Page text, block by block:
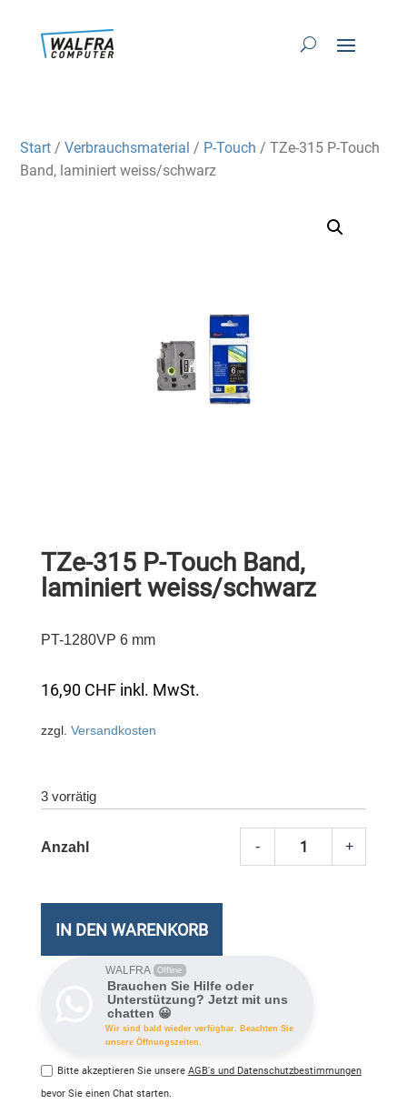
Start /Verbrauchsmaterial / P-Touch / TZe-315 P-Touch
Band, laminiert weiss/schwarz
TZe-315 P-Touch Band,
laminiert weiss/schwarz
PT-1280VP 6 mm
16,90 CHF inkl. MwSt.
zzgl. Versandkosten
3 vorrätig
- +
IN DEN WARENKORB
WALFRA Offline
Brauchen Sie Hilfe oder
Unterstützung? Jetzt mit uns
chatten 😀
Wir sind bald wieder verfügbar. Beachten Sie
unsere Öffnungszeiten.
Bitte akzeptieren Sie unsere AGB's und Datenschutzbestimmungen
bevor Sie einen Chat starten.